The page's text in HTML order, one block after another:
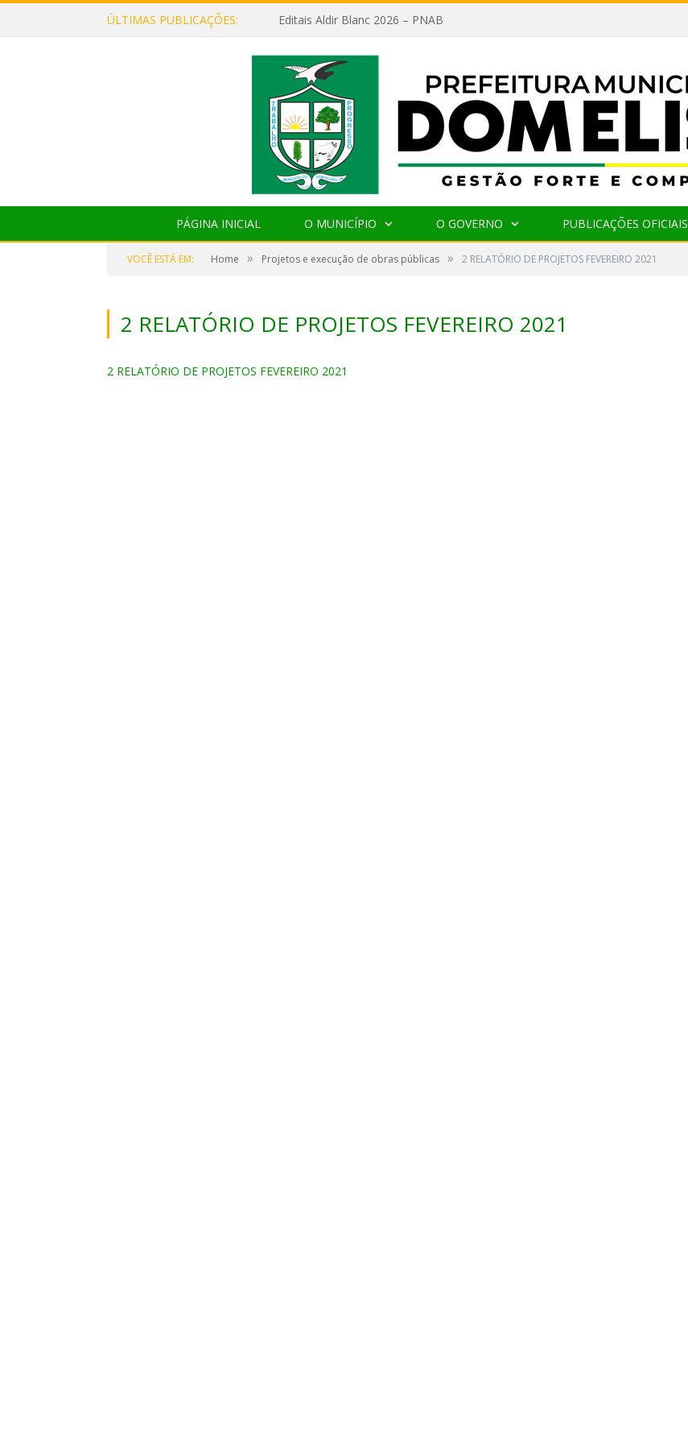
ÚLTIMAS PUBLICAÇÕES: Editais Aldir Blanc 2026 – PNAB
PÁGINA INICIAL O MUNICÍPIO O GOVERNO PUBLICAÇÕES OFICIAIS
VOCÊ ESTÁ EM: Home » Projetos e execução de obras públicas » 2 RELATÓRIO DE PROJETOS FEVEREIRO 2021
2 RELATÓRIO DE PROJETOS FEVEREIRO 2021
2 RELATÓRIO DE PROJETOS FEVEREIRO 2021